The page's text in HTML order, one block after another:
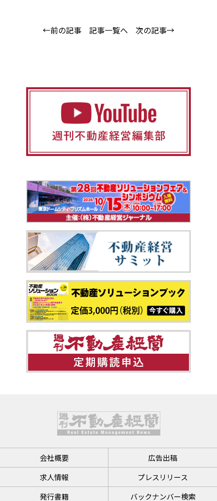
←前の記事 記事一覧へ 次の記事→
会社概要
広告出稿
求人情報
プレスリリース
発行書籍
バックナンバー検索